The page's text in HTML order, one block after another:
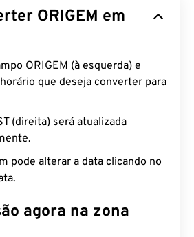
ORIGEM em
ORIGEM (à esquerda) e
que deseja converter para
(direita) será atualizada
pode alterar a data clicando no
agora na zona